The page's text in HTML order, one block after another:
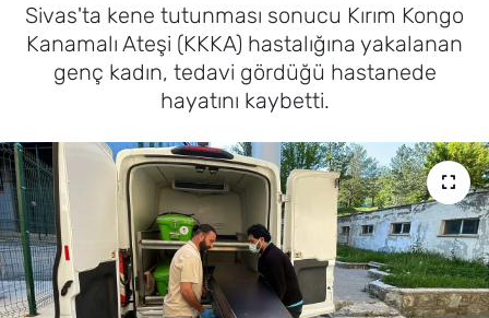
Sivas'ta kene tutunması sonucu Kırım Kongo
Kanamalı Ateşi (KKKA) hastalığına yakalanan
genç kadın, tedavi gördüğü hastanede
hayatını kaybetti.